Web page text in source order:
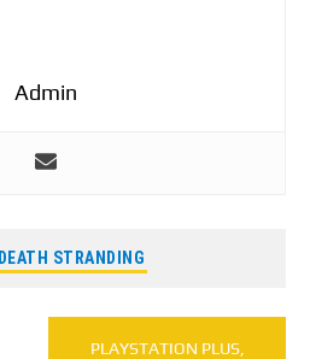
Admin
DEATH STRANDING
PLAYSTATION PLUS,